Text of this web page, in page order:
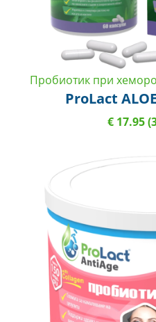
Пробиотик при
ProLact
€ 17.95